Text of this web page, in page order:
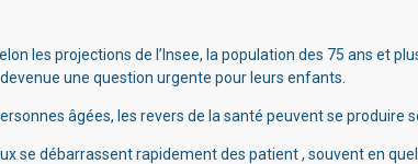
les projections de l’Insee, la population des 75 ans et
une question urgente pour leurs enfants.
âgées, les revers de la santé peuvent se produire
se débarrassent rapidement des patient , souvent en